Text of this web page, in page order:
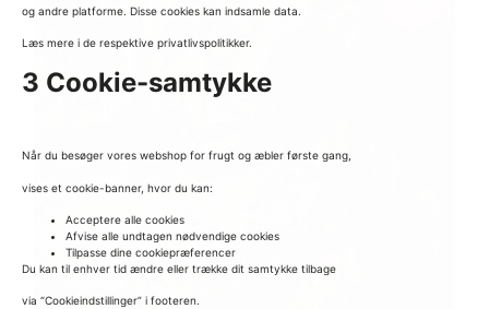
og andre platforme. Disse cookies kan indsamle data.
Læs mere i de respektive privatlivspolitikker.
3 Cookie-samtykke
Når du besøger vores webshop for frugt og æbler første gang,
vises et cookie-banner, hvor du kan:
Acceptere alle cookies
Afvise alle undtagen nødvendige cookies
Tilpasse dine cookiepræferencer
Du kan til enhver tid ændre eller trække dit samtykke tilbage
via “Cookieindstillinger” i footeren.